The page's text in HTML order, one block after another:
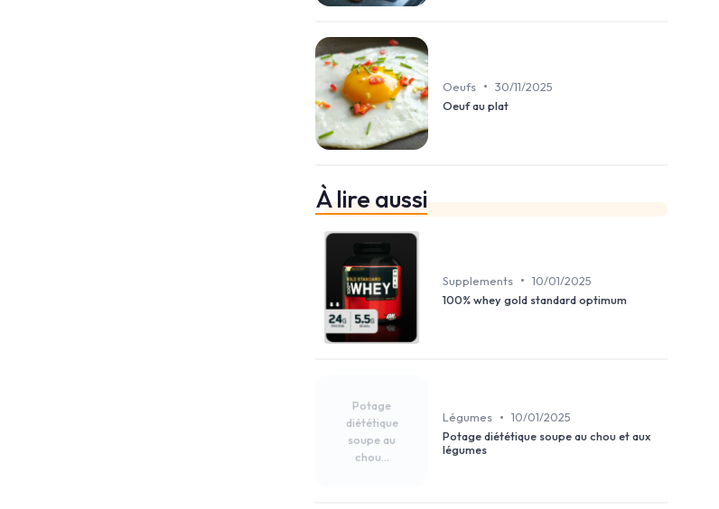
Oeufs • 30/11/2025
Oeuf au plat
À lire aussi
Supplements • 10/01/2025
100% whey gold standard optimum
Potage
diététique
soupe au
chou...
Légumes • 10/01/2025
Potage diététique soupe au chou et aux
légumes